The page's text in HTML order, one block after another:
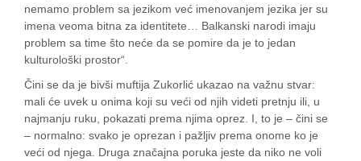
nemamo problem sa jezikom već imenovanjem jezika jer su
imena veoma bitna za identitete… Balkanski narodi imaju
problem sa time što neće da se pomire da je to jedan
kulturološki prostor“.
Čini se da je bivši muftija Zukorlić ukazao na važnu stvar:
mali će uvek u onima koji su veći od njih videti pretnju ili, u
najmanju ruku, pokazati prema njima oprez. I, to je – čini se
– normalno: svako je oprezan i pažljiv prema onome ko je
veći od njega. Druga značajna poruka jeste da niko ne voli